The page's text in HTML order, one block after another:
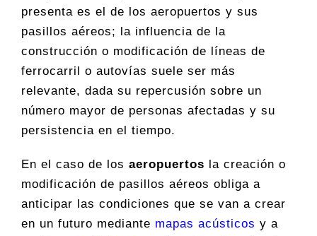
presenta es el de los aeropuertos y sus
pasillos aéreos; la influencia de la
construcción o modificación de líneas de
ferrocarril o autovías suele ser más
relevante, dada su repercusión sobre un
número mayor de personas afectadas y su
persistencia en el tiempo.
En el caso de los aeropuertos la creación o
modificación de pasillos aéreos obliga a
anticipar las condiciones que se van a crear
en un futuro mediante mapas acústicos y a